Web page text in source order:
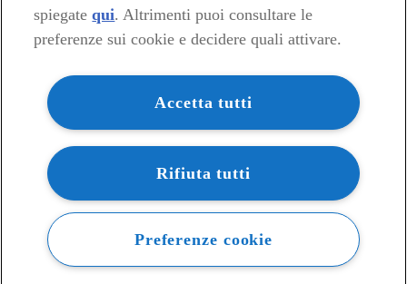
© 2020 Zanichelli Editore spa
Contatti e recapiti
my.zanichelli.it
Filiali e agenzie
Acquisti: informazioni precontrattuali
Area stampa
Privacy
spiegate qui. Altrimenti puoi consultare le
preferenze sui cookie e decidere quali attivare.
Accetta tutti
Rifiuta tutti
Preferenze cookie